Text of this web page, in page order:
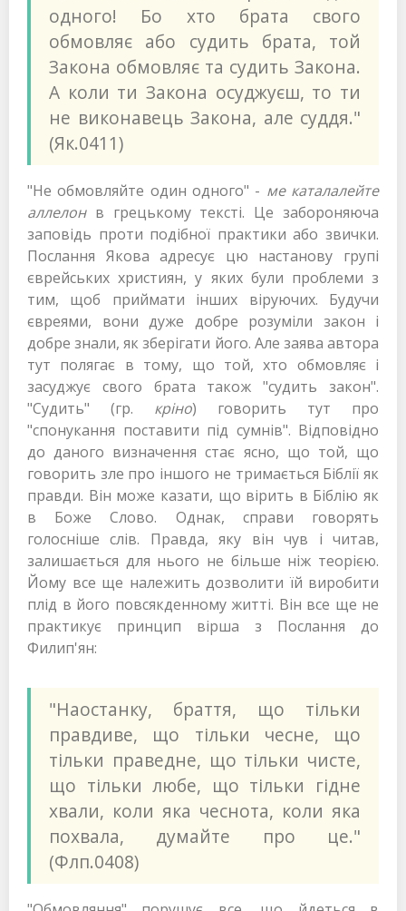
одного! Бо хто брата свого
обмовляє або судить брата, той
Закона обмовляє та судить Закона.
А коли ти Закона осуджуєш, то ти
не виконавець Закона, але суддя."
(Як.0411)
"Не обмовляйте один одного" - ме каталалейте
аллелонв грецькому тексті. Це забороняюча
заповідь проти подібної практики або звички.
Послання Якова адресує цю настанову групі
єврейських християн, у яких були проблеми з
тим, щоб приймати інших віруючих. Будучи
євреями, вони дуже добре розуміли закон і
добре знали, як зберігати його. Але заява автора
тут полягає в тому, що той, хто обмовляє і
засуджує свого брата також "судить закон".
"Судить" (гр. кріно) говорить тут про
"спонукання поставити під сумнів". Відповідно
до даного визначення стає ясно, що той, що
говорить зле про іншого не тримається Біблії як
правди. Він може казати, що вірить в Біблію як
в Боже Слово. Однак, справи говорять
голосніше слів. Правда, яку він чув і читав,
залишається для нього не більше ніж теорією.
Йому все ще належить дозволити їй виробити
плід в його повсякденному житті. Він все ще не
практикує принцип вірша з Послання до
Филип'ян:
"Наостанку, браття, що тільки
правдиве, що тільки чесне, що
тільки праведне, що тільки чисте,
що тільки любе, що тільки гідне
хвали, коли яка чеснота, коли яка
похвала, думайте про це."
(Флп.0408)